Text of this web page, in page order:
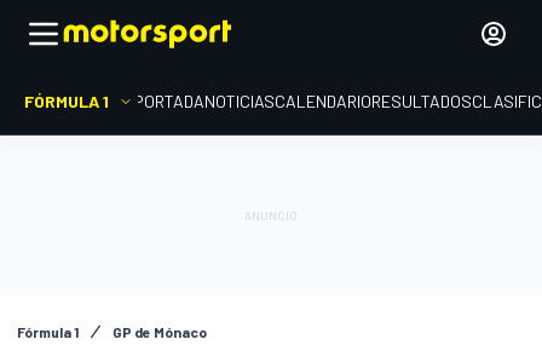
FÓRMULA 1 PORTADANOTICIASCALENDARIORESULTADOS
Fórmula 1 GP de Mónaco